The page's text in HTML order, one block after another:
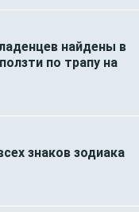
найдены в
по трапу на
знаков зодиака